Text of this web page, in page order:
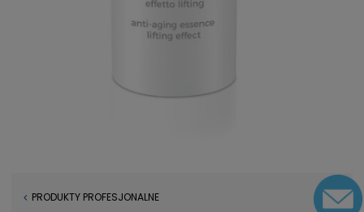
PRODUKTY PROFESJONALNE